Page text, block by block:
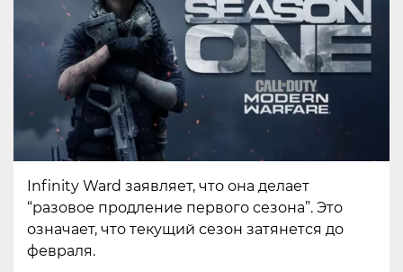
Infinity Ward заявляет, что она делает
“разовое продление первого сезона”. Это
означает, что текущий сезон затянется до
февраля.